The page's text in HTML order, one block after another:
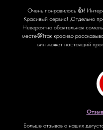
Очень понравилось 👍!
Красивый сервис! ,Отдельно
Невероятно обаятельная
месте💯!так красиво
вин может настоящий
Больше отзывов о наших